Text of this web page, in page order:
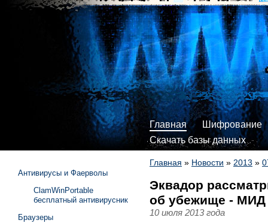
Главная
Шифрование
Скачать базы данных
Главная » Новости » 2013 »
Эквадор
об убежище - МИД
10 июля 2013 года
Антивирусы и Фаерволы
ClamWinPortable
бесплатный антивирусник
Браузеры